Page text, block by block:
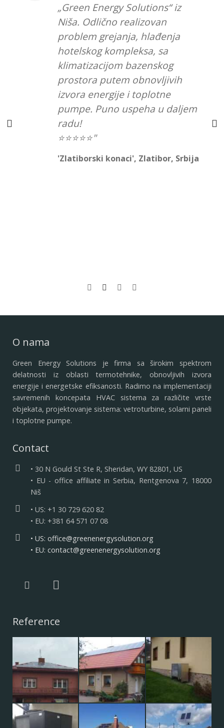
„Green Energy Solutions“ iz
Niša. Odlično realizovan
problem grejanja, hlađenja
hotelskog kompleksa, sa
klimatizacijom bazenskog
prostora putem obnovljivih
izvora energije i toplotne
pumpe. Puno uspeha u daljem
radu!
⭐⭐⭐⭐⭐
'Zlatiborski konaci', Zlatibor, Srbija
O nama
Green Energy Solutions je firma sa širokim spektrom
delatnosti iz oblasti termotehnike, obnovljivih izvora
energije i energetske efiksanosti. Radimo na implementaciji
savremenih koncepata HVAC sistema za različite vrste
objekata, projektovanje sistema: vetroturbine, solarni paneli
i toplotne pumpe.
Contact
• 30 N Gould St Ste R, Sheridan, WY 82801, US
• EU - office affiliate in Serbia, Rentgenova 7, 18000
Niš
• US: +1 30 729 620 82
• EU: +381 64 571 07 08
• US: office@greenenergysolution.org
• EU: contact@greenenergysolution.org
Reference